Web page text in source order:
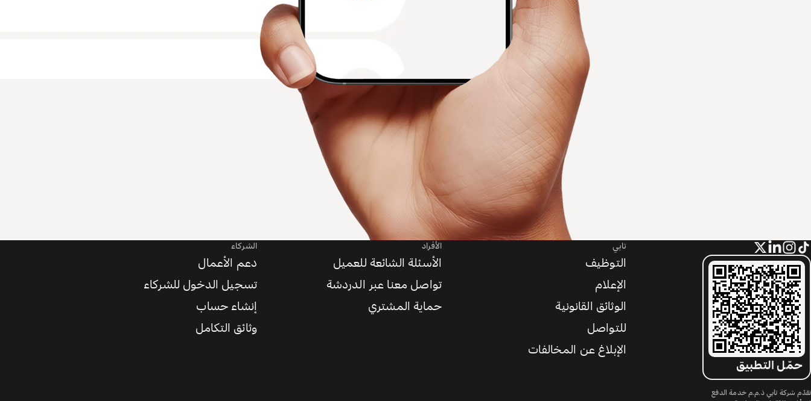
حمّل التطبيق
تقدّم شركة تابي ذ.م.م خدمة الدفع
تابي
التوظيف
الإعلام
الوثائق القانونية
للتواصل
الإبلاغ عن المخالفات
الأفراد
الأسئلة الشائعة للعميل
تواصل معنا عبر الدردشة
حماية المشتري
الشركاء
دعم الأعمال
تسجيل الدخول للشركاء
إنشاء حساب
وثائق التكامل